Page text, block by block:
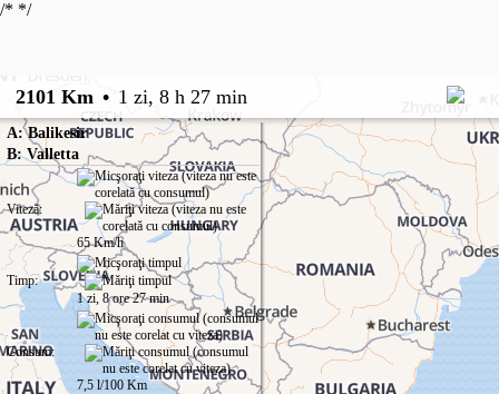
/* */
2101 Km • 1 zi, 8 h 27 min
A: Balikesir
B: Valletta
Viteză:
65 Km/h
Timp:
1 zi, 8 ore 27 min
Consum:
7,5 l/100 Km